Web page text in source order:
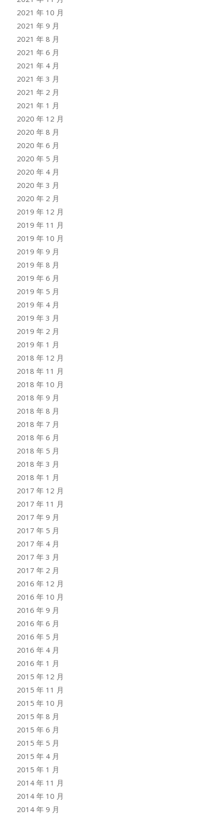
2021 年 10 月
2021 年 9 月
2021 年 8 月
2021 年 6 月
2021 年 4 月
2021 年 3 月
2021 年 2 月
2021 年 1 月
2020 年 12 月
2020 年 8 月
2020 年 6 月
2020 年 5 月
2020 年 4 月
2020 年 3 月
2020 年 2 月
2019 年 12 月
2019 年 11 月
2019 年 10 月
2019 年 9 月
2019 年 8 月
2019 年 6 月
2019 年 5 月
2019 年 4 月
2019 年 3 月
2019 年 2 月
2019 年 1 月
2018 年 12 月
2018 年 11 月
2018 年 10 月
2018 年 9 月
2018 年 8 月
2018 年 7 月
2018 年 6 月
2018 年 5 月
2018 年 3 月
2018 年 1 月
2017 年 12 月
2017 年 11 月
2017 年 9 月
2017 年 5 月
2017 年 4 月
2017 年 3 月
2017 年 2 月
2016 年 12 月
2016 年 10 月
2016 年 9 月
2016 年 6 月
2016 年 5 月
2016 年 4 月
2016 年 1 月
2015 年 12 月
2015 年 11 月
2015 年 10 月
2015 年 8 月
2015 年 6 月
2015 年 5 月
2015 年 4 月
2015 年 1 月
2014 年 11 月
2014 年 10 月
2014 年 9 月